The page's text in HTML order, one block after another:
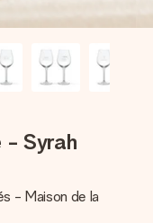
- Syrah
- Maison de la